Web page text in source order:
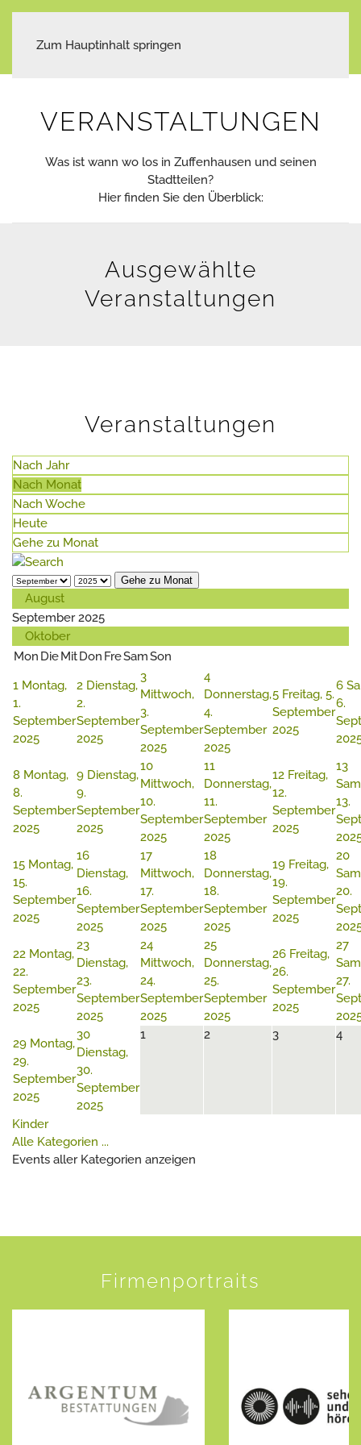
Zum Hauptinhalt springen
VERANSTALTUNGEN
Was ist wann wo los in Zuffenhausen und seinen
Stadtteilen?
Hier finden Sie den Überblick:
Ausgewählte
Veranstaltungen
Veranstaltungen
Nach Jahr
Nach Monat
Nach Woche
Heute
Gehe zu Monat
Gehe zu Monat
August
September 2025
Oktober
Mon DieMitDon FreSamSon
1 Montag,
1.
September
2025
2 Dienstag,
2.
September
2025
3
Mittwoch,
3.
September
2025
4
Donnerstag,
4.
September
2025
5 Freitag, 5.
September
2025
6
6.
8 Montag,
8.
September
2025
9 Dienstag,
9.
September
2025
10
Mittwoch,
10.
September
2025
11
Donnerstag,
11.
September
2025
12 Freitag,
12.
September
2025
13
13.
15 Montag,
15.
September
2025
16
Dienstag,
16.
September
2025
17
Mittwoch,
17.
September
2025
18
Donnerstag,
18.
September
2025
19 Freitag,
19.
September
2025
20
20.
22 Montag,
22.
September
2025
23
Dienstag,
23.
September
2025
24
Mittwoch,
24.
September
2025
25
Donnerstag,
25.
September
2025
26 Freitag,
26.
September
2025
27
27.
29 Montag,
29.
September
2025
30
Dienstag,
30.
September
2025
1 2 3 4
Kinder
Alle Kategorien ...
Events aller Kategorien anzeigen
Firmenportraits